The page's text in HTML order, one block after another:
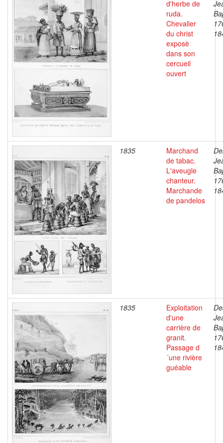
d'herbe de
ruda.
Chevalier
du christ
exposè
dans son
cercueil
ouvert
1835
Marchand
de tabac.
L'aveugle
chanteur.
Marchande
de pandelos
1835
Exploitation
d'une
carrière de
granit.
Passage d
´une rivière
guéable